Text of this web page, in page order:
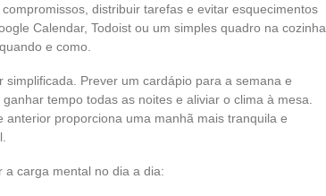
distribuir tarefas e evitar esquecimentos
Calendar, Todoist ou um simples quadro na cozinha,
e como.
Prever um cardápio para a semana e
tempo todas as noites e aliviar o clima à mesa.
proporciona uma manhã mais tranquila e
a carga mental no dia a dia: